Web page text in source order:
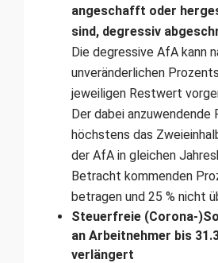
angeschafft oder
sind, degressiv
Die degressive AfA kann
unveränderlichen
jeweiligen Restwert
Der dabei
höchstens das
der AfA in gleichen
Betracht kommenden
betragen und 25 % nicht
Steuerfreie (Corona-
an Arbeitnehmer bis
verlängert